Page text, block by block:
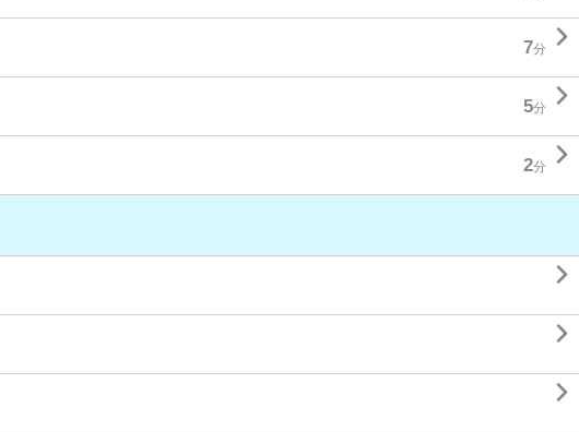
7分 
5分 
2分 


